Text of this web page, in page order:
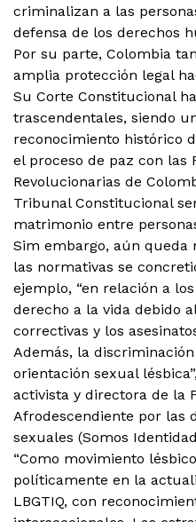
criminalizan a las
defensa de los derechos
Por su parte, Colombia
amplia protección legal
Su Corte Constitucional
trascendentales, siendo
reconocimiento histórico
el proceso de paz con las
Revolucionarias de
Tribunal Constitucional
matrimonio entre
Sim embargo, aún
las normativas se
ejemplo, “en relación a
derecho a la vida debido
correctivas y los
Además, la
orientación sexual
activista y directora de la
Afrodescendiente por las
sexuales (Somos
“Como movimiento
políticamente en la
LBGTIQ, con